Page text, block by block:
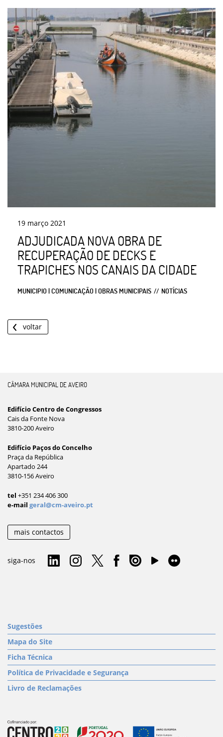
19 março 2021
ADJUDICADA NOVA OBRA DE
RECUPERAÇÃO DE DECKS E
TRAPICHES NOS CANAIS DA CIDADE
MUNICIPIO | COMUNICAÇÃO | OBRAS MUNICIPAIS NOTÍCIAS
voltar
CÂMARA MUNICIPAL DE AVEIRO
Edifício Centro de Congressos
Cais da Fonte Nova
3810-200 Aveiro
Edifício Paços do Concelho
Praça da República
Apartado 244
3810-156 Aveiro
tel +351 234 406 300
e-mail geral@cm-aveiro.pt
mais contactos
siga-nos
Sugestões
Mapa do Site
Ficha Técnica
Política de Privacidade e Segurança
Livro de Reclamações